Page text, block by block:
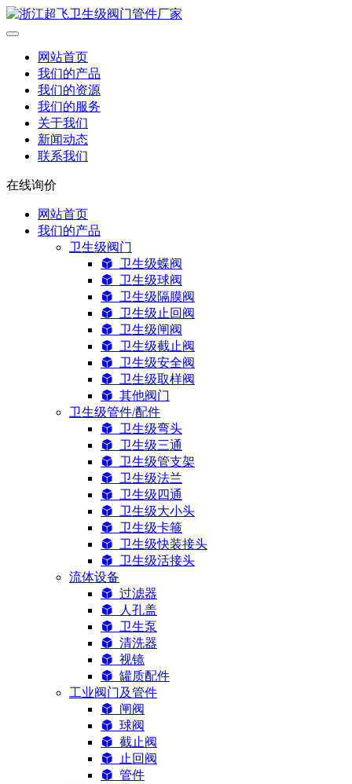
网站首页
我们的产品
我们的资源
我们的服务
关于我们
新闻动态
联系我们
在线询价
网站首页
我们的产品
卫生级阀门
卫生级蝶阀
卫生级球阀
卫生级隔膜阀
卫生级止回阀
卫生级闸阀
卫生级截止阀
卫生级安全阀
卫生级取样阀
其他阀门
卫生级管件/配件
卫生级弯头
卫生级三通
卫生级管支架
卫生级法兰
卫生级四通
卫生级大小头
卫生级卡箍
卫生级快装接头
卫生级活接头
流体设备
过滤器
人孔盖
卫生泵
清洗器
视镜
罐质配件
工业阀门及管件
闸阀
球阀
截止阀
止回阀
管件